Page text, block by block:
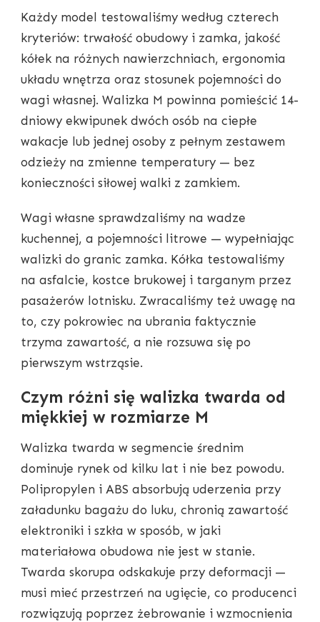
Każdy model testowaliśmy według czterech
kryteriów: trwałość obudowy i zamka, jakość
kółek na różnych nawierzchniach, ergonomia
układu wnętrza oraz stosunek pojemności do
wagi własnej. Walizka M powinna pomieścić 14-
dniowy ekwipunek dwóch osób na ciepłe
wakacje lub jednej osoby z pełnym zestawem
odzieży na zmienne temperatury — bez
konieczności siłowej walki z zamkiem.
Wagi własne sprawdzaliśmy na wadze
kuchennej, a pojemności litrowe — wypełniając
walizki do granic zamka. Kółka testowaliśmy
na asfalcie, kostce brukowej i targanym przez
pasażerów lotnisku. Zwracaliśmy też uwagę na
to, czy pokrowiec na ubrania faktycznie
trzyma zawartość, a nie rozsuwa się po
pierwszym wstrząsie.
Czym różni się walizka twarda od
miękkiej w rozmiarze M
Walizka twarda w segmencie średnim
dominuje rynek od kilku lat i nie bez powodu.
Polipropylen i ABS absorbują uderzenia przy
załadunku bagażu do luku, chronią zawartość
elektroniki i szkła w sposób, w jaki
materiałowa obudowa nie jest w stanie.
Twarda skorupa odskakuje przy deformacji —
musi mieć przestrzeń na ugięcie, co producenci
rozwiązują poprzez żebrowanie i wzmocnienia